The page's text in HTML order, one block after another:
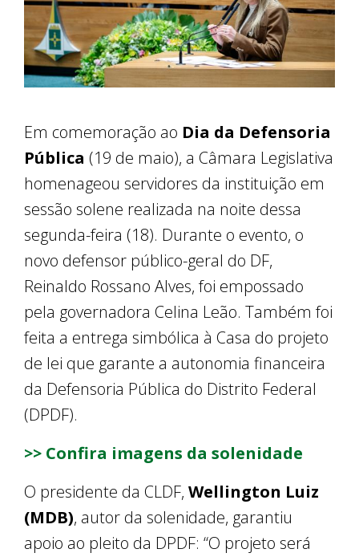
Em comemoração ao Dia da Defensoria
Pública (19 de maio), a Câmara Legislativa
homenageou servidores da instituição em
sessão solene realizada na noite dessa
segunda-feira (18). Durante o evento, o
novo defensor público-geral do DF,
Reinaldo Rossano Alves, foi empossado
pela governadora Celina Leão. Também foi
feita a entrega simbólica à Casa do projeto
de lei que garante a autonomia financeira
da Defensoria Pública do Distrito Federal
(DPDF).
>> Confira imagens da solenidade
O presidente da CLDF, Wellington Luiz
(MDB), autor da solenidade, garantiu
apoio ao pleito da DPDF: “O projeto será